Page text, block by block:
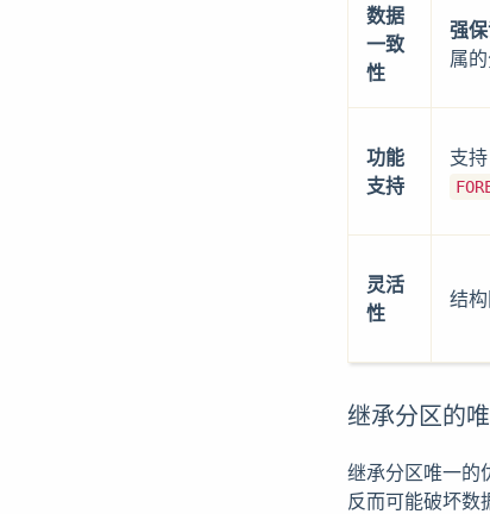
数据
一致
性
强
属的
功能
支持
支持
灵活
性
结
继承分区的唯
继承分区唯一的
反而可能破坏数